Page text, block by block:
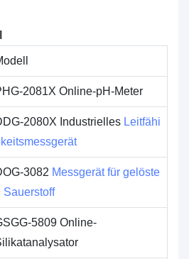
2081X Online-pH-Meter
2080X Industrielles Leitfähi
3082 Messgerät für gelöste
Sauerstoff
5809 Online-